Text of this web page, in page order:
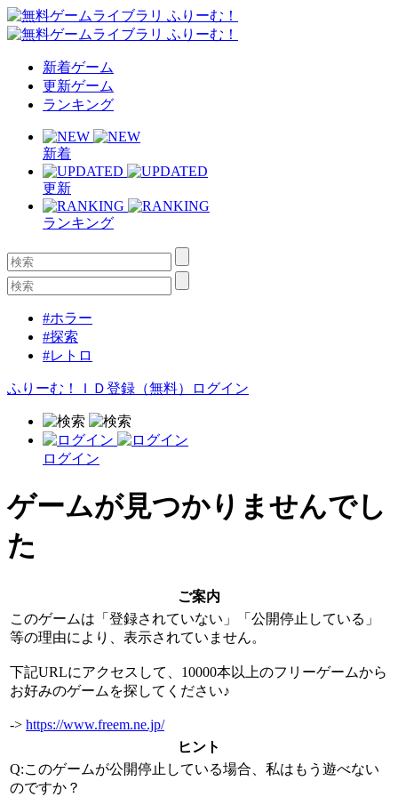
新着ゲーム
更新ゲーム
ランキング
新着
更新
ランキング
#ホラー
#探索
#レトロ
ふりーむ！ＩＤ登録（無料） ログイン
ログイン
ゲームが見つかりませんでし
た
ご案内
このゲームは「登録されていない」「公開停止している」
等の理由により、表示されていません。
下記URLにアクセスして、10000本以上のフリーゲームから
お好みのゲームを探してください♪
-> https://www.freem.ne.jp/
ヒント
Q:このゲームが公開停止している場合、私はもう遊べない
のですか？